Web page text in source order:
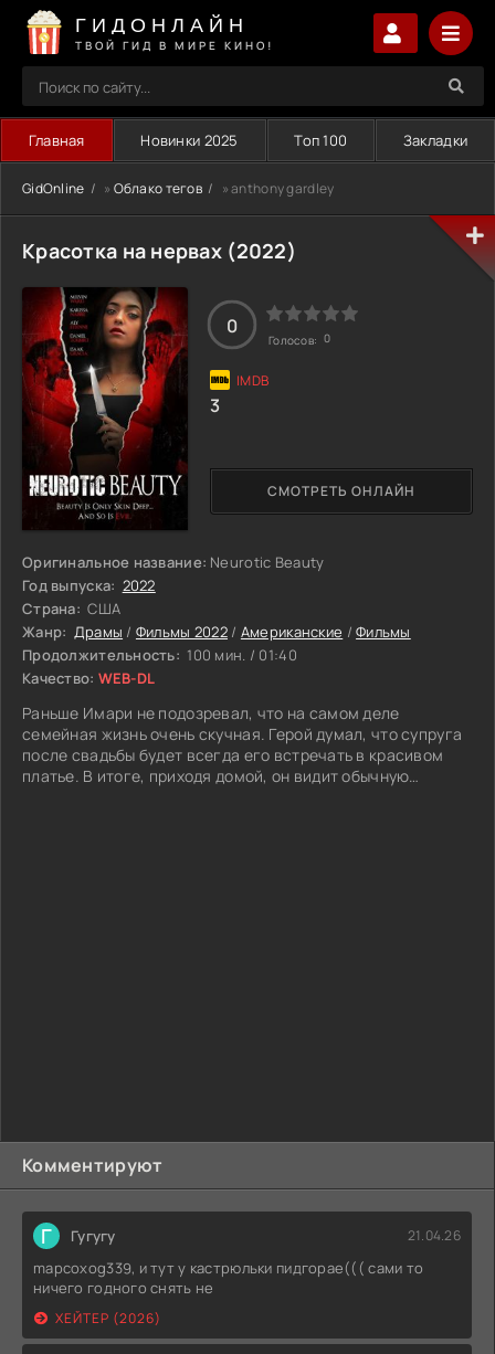
ГИДОНЛАЙН
ТВОЙ ГИД В МИРЕ КИНО!
Главная Новинки 2025 Топ 100 Закладки
Комментируют
Г Гугугу 21.04.26
mapcoxog339, и тут у кастрюльки пидгорае((( сами то
ничего годного снять не
ХЕЙТЕР (2026)
GidOnline » Облако тегов » anthony gardley
Красотка на нервах (2022)
Оригинальное название: Neurotic Beauty
Год выпуска: 2022
Страна: США
Жанр: Драмы / Фильмы 2022 / Американские /Фильмы
Продолжительность: 100 мин. / 01:40
Качество: WEB-DL
Раньше Имари не подозревал, что на самом деле
семейная жизнь очень скучная. Герой думал, что супруга
после свадьбы будет всегда его встречать в красивом
платье. В итоге, приходя домой, он видит обычную
СМОТРЕТЬ ОНЛАЙН
0
Голосов: 0
3